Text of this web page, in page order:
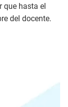
que hasta el
del docente.